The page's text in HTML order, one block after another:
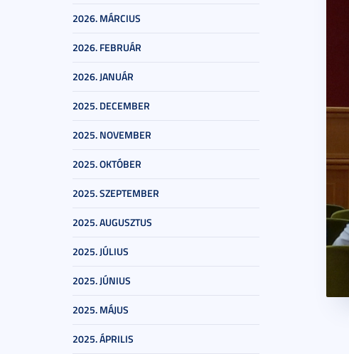
2026. MÁRCIUS
2026. FEBRUÁR
2026. JANUÁR
2025. DECEMBER
2025. NOVEMBER
2025. OKTÓBER
2025. SZEPTEMBER
2025. AUGUSZTUS
2025. JÚLIUS
2025. JÚNIUS
2025. MÁJUS
2025. ÁPRILIS